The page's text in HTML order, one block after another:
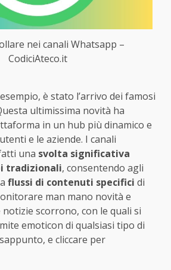
nei canali Whatsapp –
CodiciAteco.it
è stato l’arrivo dei famosi
ultimissima novità ha
in un hub più dinamico e
e le aziende. I canali
una svolta significativa
tradizionali, consentendo agli
flussi di contenuti specifici di
man mano novità e
scorrono, con le quali si
emoticon di qualsiasi tipo di
e cliccare per